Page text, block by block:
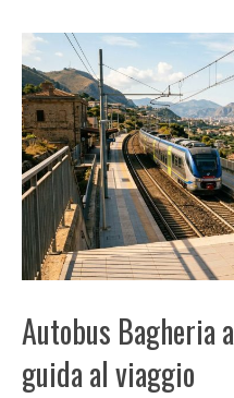
Autobus Bagheria
guida al viaggio